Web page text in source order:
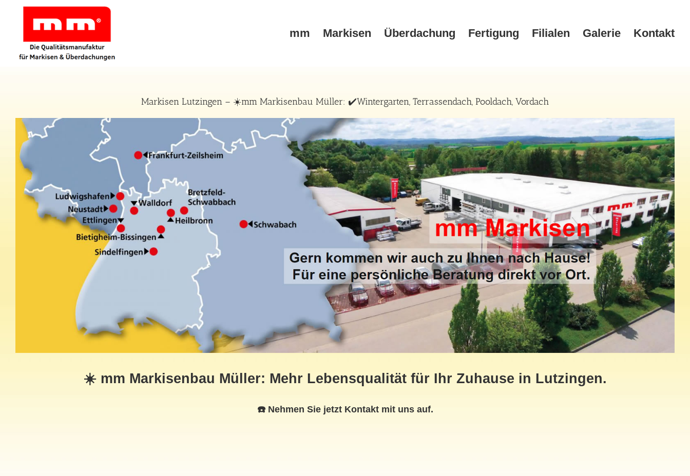
mm Markisen Überdachung Fertigung Filialen Galerie Kontakt
Markisen Lutzingen – ☀️mm Markisenbau Müller: ✔️Wintergarten, Terrassendach, Pooldach, Vordach
☀️ mm Markisenbau Müller: Mehr Lebensqualität für Ihr Zuhause in Lutzingen.
☎️ Nehmen Sie jetzt Kontakt mit uns auf.